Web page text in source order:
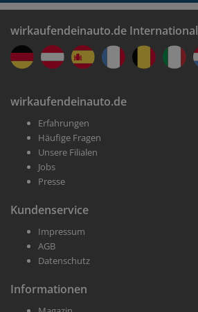
wirkaufendeinauto.de International
wirkaufendeinauto.de
Erfahrungen
Häufige Fragen
Unsere Filialen
Jobs
Presse
Kundenservice
Impressum
AGB
Datenschutz
Informationen